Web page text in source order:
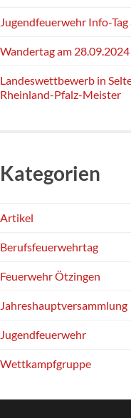
Jugendfeuerwehr Info-
Wandertag am
Landeswettbewerb in
Rheinland-Pfalz-Meister
Kategorien
Artikel
Berufsfeuerwehrtag
Feuerwehr Ötzingen
Jahreshauptversammlung
Jugendfeuerwehr
Wettkampfgruppe